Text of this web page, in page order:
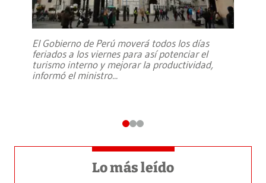
El Gobierno de Perú moverá todos los días
feriados a los viernes para así potenciar el
turismo interno y mejorar la productividad,
informó el ministro...
Lo más leído